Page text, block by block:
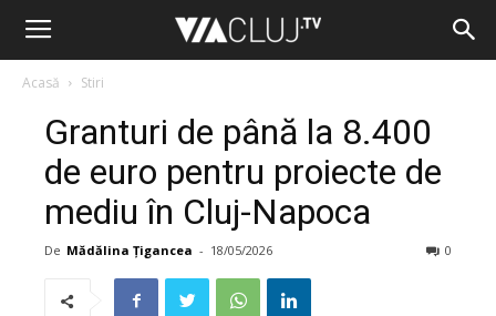
Acasă Stiri
Granturi de până la 8.400
de euro pentru proiecte de
mediu în Cluj-Napoca
De Mădălina Țigancea - 18/05/2026 0